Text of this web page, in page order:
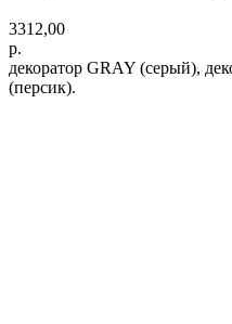
3312,00
р.
декоратор GRAY (серый),
(персик).